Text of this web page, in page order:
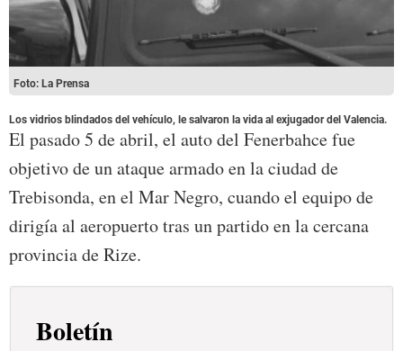
Foto: La Prensa
Los vidrios blindados del vehículo, le salvaron la vida al exjugador del Valencia.
El pasado 5 de abril, el auto del Fenerbahce fue
objetivo de un ataque armado en la ciudad de
Trebisonda, en el Mar Negro, cuando el equipo de
dirigía al aeropuerto tras un partido en la cercana
provincia de Rize.
Boletín